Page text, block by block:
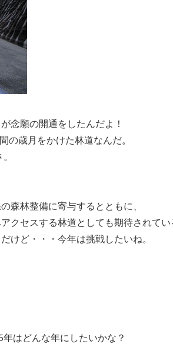
念願の開通をしたんだよ！
の歳月をかけた林道なんだ。
森林整備に寄与するとともに、
クセスする林道としても期待されてい
けど・・・今年は挑戦したいね。
はどんな年にしたいかな？